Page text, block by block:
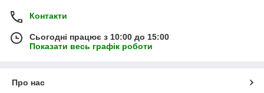
Контакти
Сьогодні працює з 10:00 до 15:00
Показати весь графік роботи
Про нас